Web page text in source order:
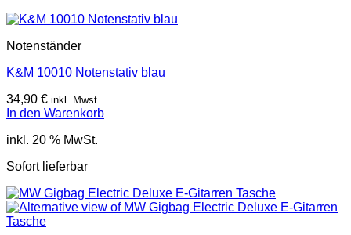
Notenständer
K&M 10010 Notenstativ blau
34,90 € inkl. Mwst
In den Warenkorb
inkl. 20 % MwSt.
Sofort lieferbar